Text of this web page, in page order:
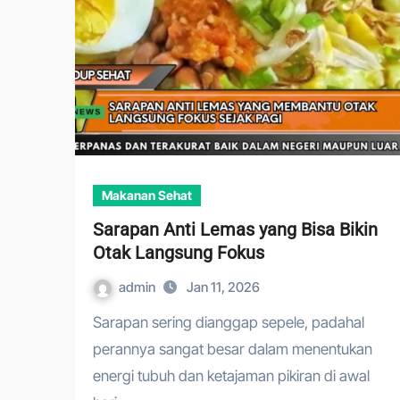
Makanan Sehat
Sarapan Anti Lemas yang Bisa Bikin
Otak Langsung Fokus
admin Jan 11, 2026
Sarapan sering dianggap sepele, padahal
perannya sangat besar dalam menentukan
energi tubuh dan ketajaman pikiran di awal